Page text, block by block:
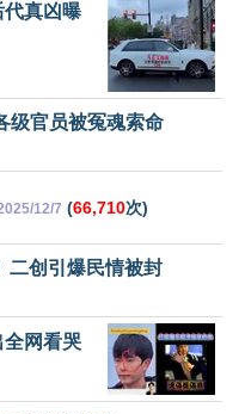
代真凶曝
级官员被冤魂索命
12/7 (66,710次)
二创引爆民情被封
全网看哭